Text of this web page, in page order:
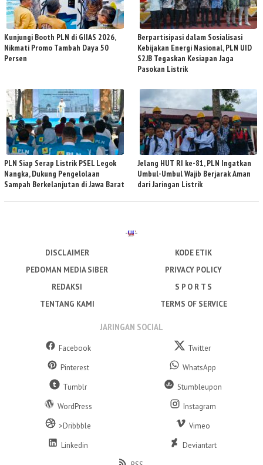
Kunjungi Booth PLN di GIIAS 2026,
Nikmati Promo Tambah Daya 50
Persen
Berpartisipasi dalam Sosialisasi
Kebijakan Energi Nasional, PLN UID
S2JB Tegaskan Kesiapan Jaga
Pasokan Listrik
PLN Siap Serap Listrik PSEL Legok
Nangka, Dukung Pengelolaan
Sampah Berkelanjutan di Jawa Barat
Jelang HUT RI ke-81, PLN Ingatkan
Umbul-Umbul Wajib Berjarak Aman
dari Jaringan Listrik
DISCLAIMER
KODE ETIK
PEDOMAN MEDIA SIBER
PRIVACY POLICY
REDAKSI
S P O R T S
TENTANG KAMI
TERMS OF SERVICE
JARINGAN SOCIAL
Facebook
Twitter
Pinterest
WhatsApp
Tumblr
Stumbleupon
WordPress
Instagram
>Dribbble
Vimeo
Linkedin
Deviantart